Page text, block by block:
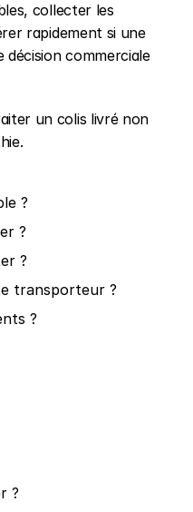
collecter les
rapidement si une
commerciale
un colis livré non
?
?
?
transporteur ?
?
?